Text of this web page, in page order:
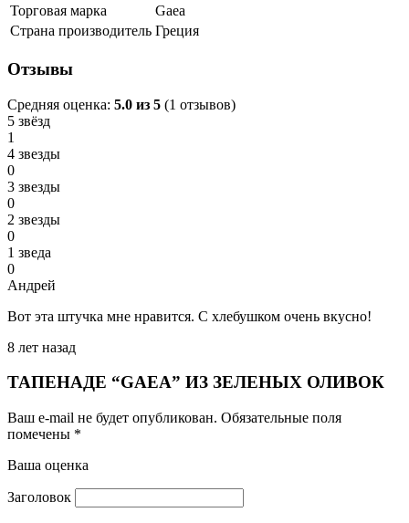
Торговая марка
Gaea
Страна производитель Греция
Отзывы
Средняя оценка: 5.0 из 5 (1 отзывов)
5 звёзд
1
4 звезды
0
3 звезды
0
2 звезды
0
1 зведа
0
Андрей
Вот эта штучка мне нравится. С хлебушком очень вкусно!
8 лет назад
ТАПЕНАДЕ “GAEA” ИЗ ЗЕЛЕНЫХ ОЛИВОК
Ваш e-mail не будет опубликован. Обязательные поля
помечены *
Ваша оценка
Заголовок